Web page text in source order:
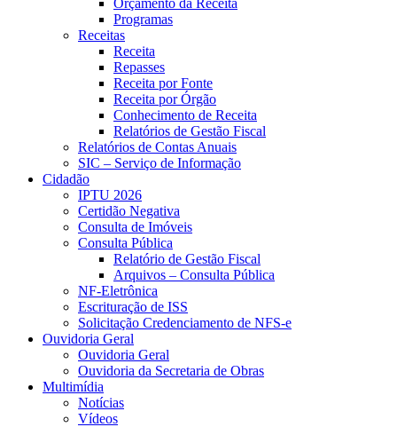
Orçamento da Receita
Programas
Receitas
Receita
Repasses
Receita por Fonte
Receita por Órgão
Conhecimento de Receita
Relatórios de Gestão Fiscal
Relatórios de Contas Anuais
SIC – Serviço de Informação
Cidadão
IPTU 2026
Certidão Negativa
Consulta de Imóveis
Consulta Pública
Relatório de Gestão Fiscal
Arquivos – Consulta Pública
NF-Eletrônica
Escrituração de ISS
Solicitação Credenciamento de NFS-e
Ouvidoria Geral
Ouvidoria Geral
Ouvidoria da Secretaria de Obras
Multimídia
Notícias
Vídeos